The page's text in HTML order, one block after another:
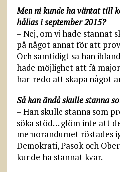
Men ni kunde ha väntat till
hållas i september 2015?
– Nej, om vi hade stannat
på något annat för att
Och samtidigt sa han
hade möjlighet att få
han redo att skapa något
Så han ändå skulle stanna
– Han skulle stanna som
söka stöd… glöm inte att
memorandumet röstades
Demokrati, Pasok och
kunde ha stannat kvar.